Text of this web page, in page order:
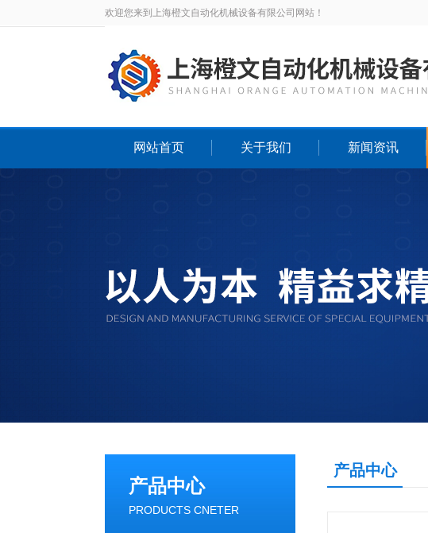
欢迎您来到上海橙文自动化机械设备有限公司网站！
网站首页 关于我们 新闻资讯
产品中心
PRODUCTS CNETER
产品中心